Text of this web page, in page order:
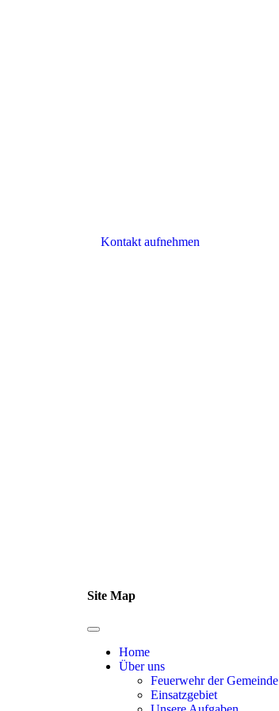
Kontakt aufnehmen
Site Map
Home
Über uns
Feuerwehr der Gemeinde
Einsatzgebiet